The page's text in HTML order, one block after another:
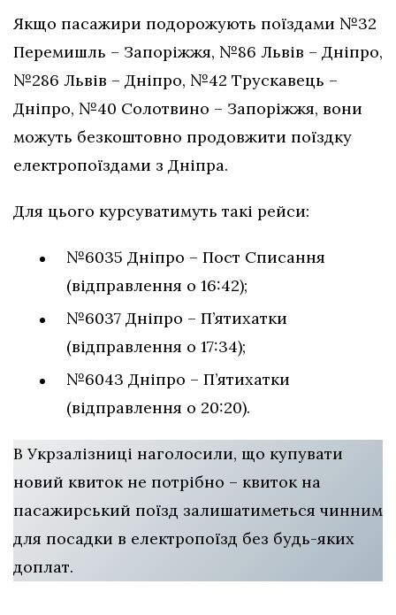
Якщо пасажири подорожують поїздами №32
Перемишль – Запоріжжя, №86 Львів – Дніпро,
№286 Львів – Дніпро, №42 Трускавець –
Дніпро, №40 Солотвино – Запоріжжя, вони
можуть безкоштовно продовжити поїздку
електропоїздами з Дніпра.
Для цього курсуватимуть такі рейси:
№6035 Дніпро – Пост Списання
(відправлення о 16:42);
№6037 Дніпро – П’ятихатки
(відправлення о 17:34);
№6043 Дніпро – П’ятихатки
(відправлення о 20:20).
В Укрзалізниці наголосили, що купувати
новий квиток не потрібно – квиток на
пасажирський поїзд залишатиметься чинним
для посадки в електропоїзд без будь-яких
доплат.